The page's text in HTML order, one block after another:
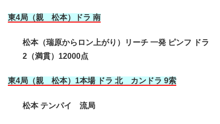
東4局（親 松本）ドラ 南
松本（瑞原からロン上がり）リーチ 一発 ピンフ ドラ
2（満貫）12000点
東4局（親 松本）1本場 ドラ 北 カンドラ 9索
松本 テンパイ 流局